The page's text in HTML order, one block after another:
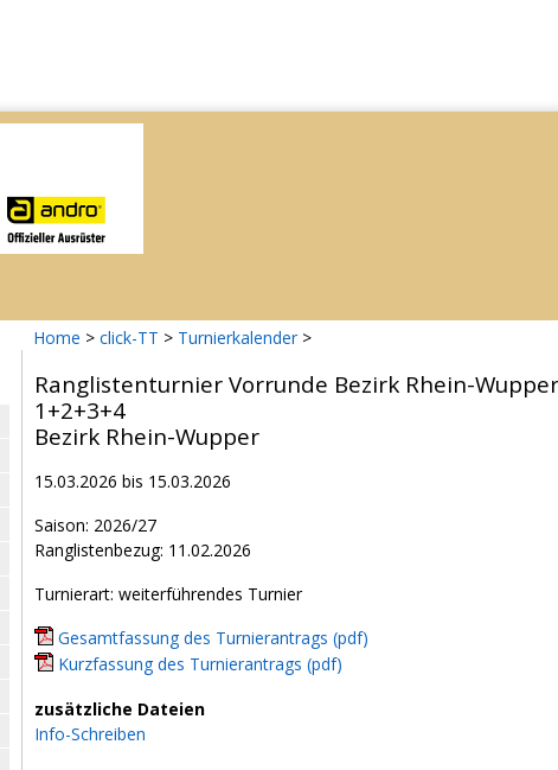
Home > click-TT > Turnierkalender >
Ranglistenturnier Vorrunde Bezirk Rhein-
1+2+3+4
Bezirk Rhein-Wupper
15.03.2026 bis 15.03.2026
Saison: 2026/27
Ranglistenbezug: 11.02.2026
Turnierart: weiterführendes Turnier
Gesamtfassung des Turnierantrags (pdf)
Kurzfassung des Turnierantrags (pdf)
zusätzliche Dateien
Info-Schreiben